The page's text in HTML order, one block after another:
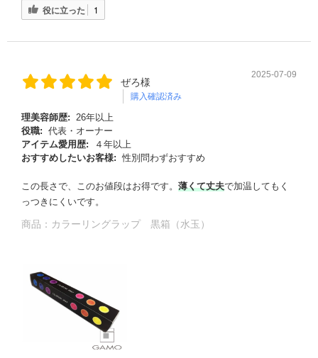
役に立った 1
ぜろ様
購入確認済み
2025-07-09
理美容師歴:
26年以上
役職: 代表・オーナー
アイテム愛用歴:
４年以上
おすすめしたいお客様: 性別問わずおすすめ
この長さで、このお値段はお得です。 薄くて丈夫で加温してもく
っつきにくいです。
商品： カラーリングラップ 黒箱（水玉）